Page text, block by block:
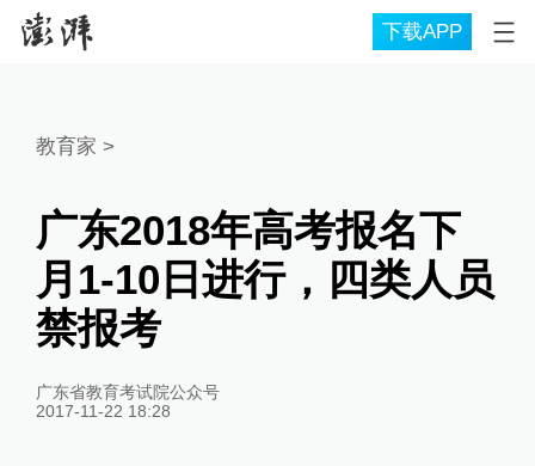
下载APP
教育家 >
广东2018年高考报名下
月1-10日进行，四类人员
禁报考
广东省教育考试院公众号
2017-11-22 18:28